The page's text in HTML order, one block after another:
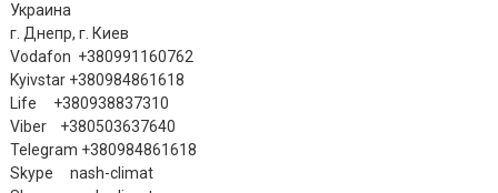
Украина
г. Днепр, г. Киев
Vodafon +380991160762
Kyivstar +380984861618
Life +380938837310
Viber +380503637640
Telegram +380984861618
Skype nash-climat